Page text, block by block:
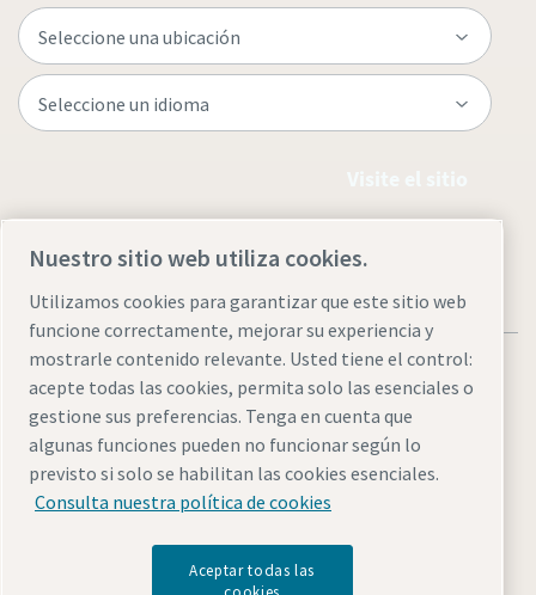
Legal & Privacy NoticesAdministrar cookiesAccesibilidad
Sitemap
© 2026 Atlas Copco AB
Nuestro sitio web utiliza cookies.
Utilizamos cookies para garantizar que este sitio web
funcione correctamente, mejorar su experiencia y
mostrarle contenido relevante. Usted tiene el control:
acepte todas las cookies, permita solo las esenciales o
gestione sus preferencias. Tenga en cuenta que
algunas funciones pueden no funcionar según lo
previsto si solo se habilitan las cookies esenciales.
Consulta nuestra política de cookies
Aceptar todas las